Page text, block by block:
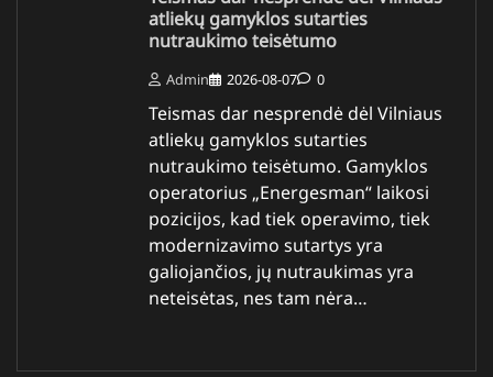
atliekų gamyklos sutarties
nutraukimo teisėtumo
Admin 2026-08-07 0
Teismas dar nesprendė dėl Vilniaus
atliekų gamyklos sutarties
nutraukimo teisėtumo. Gamyklos
operatorius „Energesman“ laikosi
pozicijos, kad tiek operavimo, tiek
modernizavimo sutartys yra
galiojančios, jų nutraukimas yra
neteisėtas, nes tam nėra…